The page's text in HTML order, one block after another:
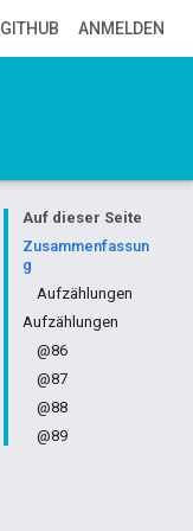
GITHUB ANMELDEN
Auf dieser Seite
Zusammenfassun
g
Aufzählungen
Aufzählungen
@86
@87
@88
@89